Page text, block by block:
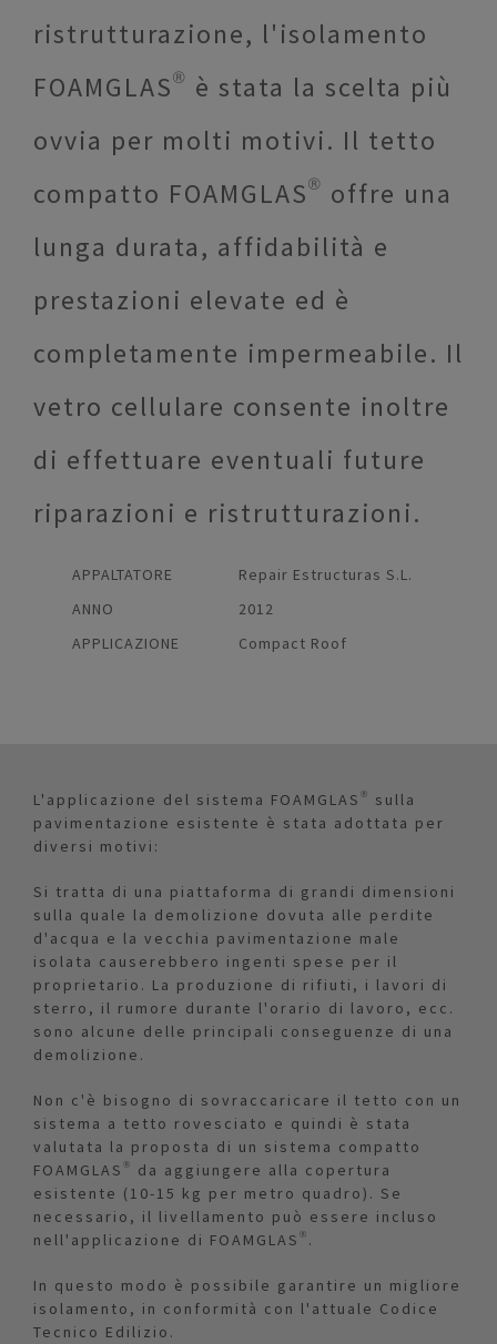
ristrutturazione, l'isolamento
FOAMGLAS® è stata la scelta più
ovvia per molti motivi. Il tetto
compatto FOAMGLAS® offre una
lunga durata, affidabilità e
prestazioni elevate ed è
completamente impermeabile. Il
vetro cellulare consente inoltre
di effettuare eventuali future
riparazioni e ristrutturazioni.
APPALTATORE
Repair Estructuras S.L.
ANNO
2012
APPLICAZIONE
Compact Roof
L'applicazione del sistema FOAMGLAS® sulla
pavimentazione esistente è stata adottata per
diversi motivi:
Si tratta di una piattaforma di grandi dimensioni
sulla quale la demolizione dovuta alle perdite
d'acqua e la vecchia pavimentazione male
isolata causerebbero ingenti spese per il
proprietario. La produzione di rifiuti, i lavori di
sterro, il rumore durante l'orario di lavoro, ecc.
sono alcune delle principali conseguenze di una
demolizione.
Non c'è bisogno di sovraccaricare il tetto con un
sistema a tetto rovesciato e quindi è stata
valutata la proposta di un sistema compatto
FOAMGLAS® da aggiungere alla copertura
esistente (10-15 kg per metro quadro). Se
necessario, il livellamento può essere incluso
nell'applicazione di FOAMGLAS®.
In questo modo è possibile garantire un migliore
isolamento, in conformità con l'attuale Codice
Tecnico Edilizio.